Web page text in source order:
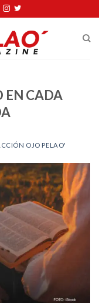
EN CADA
OJO PELAO'